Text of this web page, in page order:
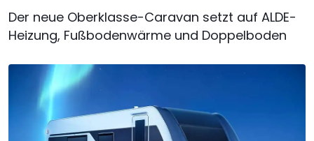
Der neue Oberklasse-Caravan setzt auf ALDE-
Heizung, Fußbodenwärme und Doppelboden